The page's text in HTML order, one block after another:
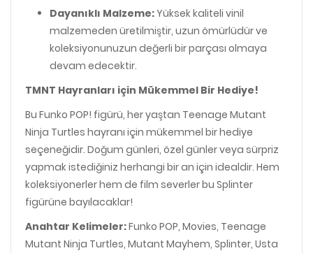
Dayanıklı Malzeme:Yüksek kaliteli vinil
malzemeden üretilmiştir, uzun ömürlüdür ve
koleksiyonunuzun değerli bir parçası olmaya
devam edecektir.
TMNT Hayranları için Mükemmel Bir Hediye!
Bu Funko POP! figürü, her yaştan Teenage Mutant
Ninja Turtles hayranı için mükemmel bir hediye
seçeneğidir. Doğum günleri, özel günler veya sürpriz
yapmak istediğiniz herhangi bir an için idealdir. Hem
koleksiyonerler hem de film severler bu Splinter
figürüne bayılacaklar!
Anahtar Kelimeler:Funko POP, Movies, Teenage
Mutant Ninja Turtles, Mutant Mayhem, Splinter, Usta